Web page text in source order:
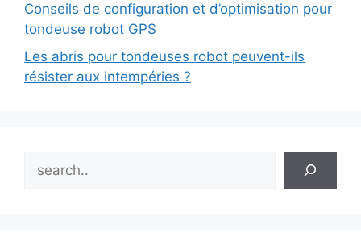
Conseils de configuration et d’optimisation pour
tondeuse robot GPS
Les abris pour tondeuses robot peuvent-ils
résister aux intempéries ?